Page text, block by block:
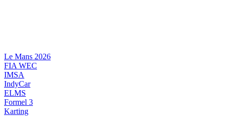
Le Mans 2026
FIA WEC
IMSA
IndyCar
ELMS
Formel 3
Karting